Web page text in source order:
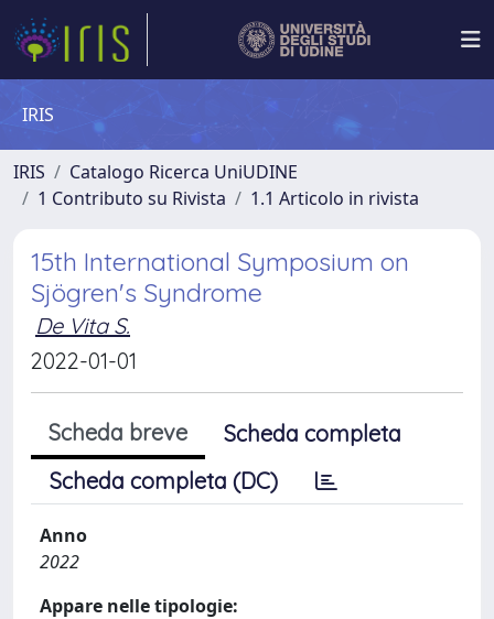
IRIS
IRIS
Catalogo Ricerca UniUDINE
1 Contributo su Rivista
1.1 Articolo in rivista
15th International Symposium on
Sjögren's Syndrome
De Vita S.
2022-01-01
Scheda breve
Scheda completa
Scheda completa (DC)
Anno
2022
Appare nelle tipologie: